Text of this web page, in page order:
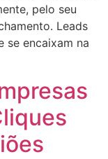
pelo seu
Leads
se encaixam na